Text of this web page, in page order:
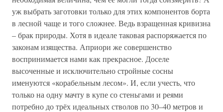
уж выбрать заготовки только для этих компонентов борта
в лесной чаще и того сложнее. Ведь взращенная кривизна
– брак природы. Хотя в идеале таковая распоряжается по
законам изящества. Априори же совершенство
воспринимается нами как прекрасное. Доселе
высоченные и исключительно стройные сосны
именуются «корабельным лесом». И, если учесть, что
только на одну мачту в купе со стеньгами и реями
потребно до трёх идеальных стволов по 30–40 метров и